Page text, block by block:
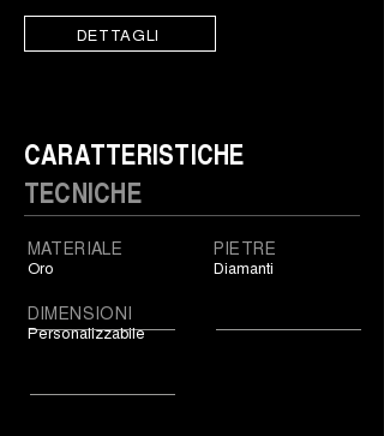
DETTAGLI
CARATTERISTICHE
TECNICHE
MATERIALE
Oro
DIMENSIONI
Personalizzabile
PIETRE
Diamanti